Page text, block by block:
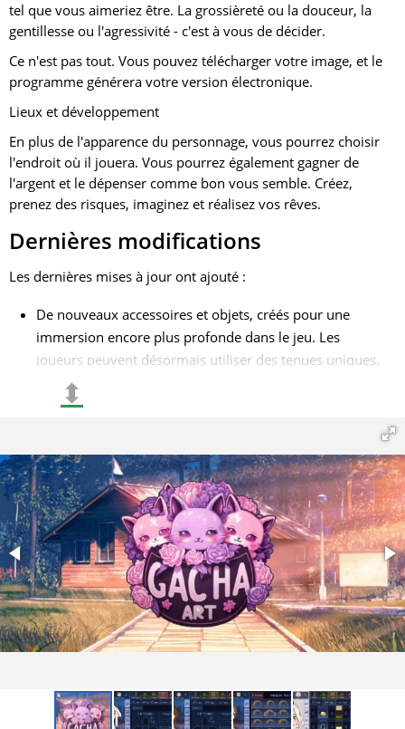
tel que vous aimeriez être. La grossièreté ou la douceur, la
gentillesse ou l'agressivité - c'est à vous de décider.
Ce n'est pas tout. Vous pouvez télécharger votre image, et le
programme générera votre version électronique.
Lieux et développement
En plus de l'apparence du personnage, vous pourrez choisir
l'endroit où il jouera. Vous pourrez également gagner de
l'argent et le dépenser comme bon vous semble. Créez,
prenez des risques, imaginez et réalisez vos rêves.
Dernières modifications
Les dernières mises à jour ont ajouté :
De nouveaux accessoires et objets, créés pour une
immersion encore plus profonde dans le jeu. Les
joueurs peuvent désormais utiliser des tenues uniques,
des animaux de compagnie et des accessoires pour
créer des looks vraiment originaux pour leurs
De nouvelles façons d'interagir avec les personnages.
Vous pouvez désormais non seulement changer leur
apparence, mais aussi ajouter des animations et effets
spéciaux ;
Des options de personnalisation de personnages
étendues. Les joueurs peuvent choisir parmi une large
gamme de nouvelles coiffures, couleurs de peau et
vêtements ;
Des performances et une sécurité améliorées de
optimisations qui rendent le jeu plus fluide et plus
stable.
⬍